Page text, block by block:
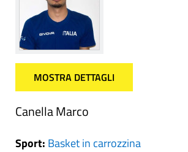
MOSTRA DETTAGLI
Canella Marco
Sport: Basket in carrozzina